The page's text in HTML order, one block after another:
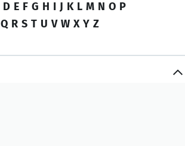
D E F G H I J K L M N O P
Q R S T U V W X Y Z